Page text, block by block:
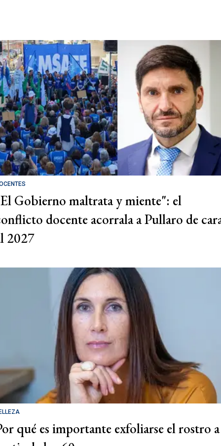
Gobierno maltrata y miente": el
docente acorrala a Pullaro de
2027
qué es importante exfoliarse el rostro a